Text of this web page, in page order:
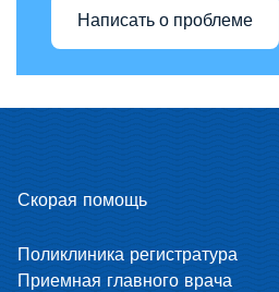
Написать о проблеме
Скорая помощь
Поликлиника регистратура
Приемная главного врача